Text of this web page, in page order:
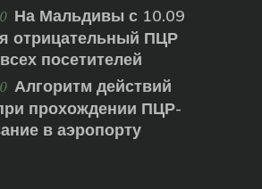
На Мальдивы с 10.09
отрицательный ПЦР
посетителей
Алгоритм действий
прохождении ПЦР-
в аэропорту